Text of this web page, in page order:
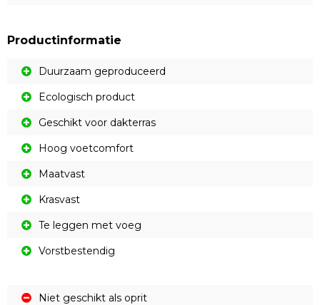
Productinformatie
Duurzaam geproduceerd
Ecologisch product
Geschikt voor dakterras
Hoog voetcomfort
Maatvast
Krasvast
Te leggen met voeg
Vorstbestendig
Niet geschikt als oprit